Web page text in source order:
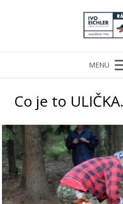
MENU
Co je to ULIČKA.